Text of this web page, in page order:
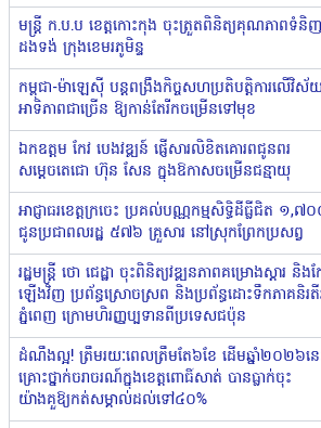
មន្ត្រី ក.ប.ប ខេត្តកោះកុង ចុះត្រួតពិនិត្យគុណភាពទំនិញ
ដងទង់ ក្រុងខេមរភូមិន្ទ
កម្ពុជា-ម៉ាឡេស៊ី បន្តពង្រឹងកិច្ចសហប្រតិបត្តិការលើវិស័
អាទិភាពជាច្រើន ឱ្យកាន់តែរីកចម្រើនទៅមុខ
ឯកឧត្តម កែវ បេងវឌ្ឍន៍ ផ្ញើសារលិខិតគោរពជូនពរ
សម្ដេចតេជោ ហ៊ុន សែន ក្នុងឱកាសចម្រើនជន្មាយុ
អាជ្ញាធរខេត្តក្រចេះ ប្រគល់បណ្ណកម្មសិទ្ធិដីធ្លីជិត ១,៧
ជូនប្រជាពលរដ្ឋ ៥៧៦ គ្រួសារ នៅស្រុកព្រែកប្រសព្វ
រដ្ឋមន្ត្រី ថោ ជេដ្ឋា ចុះពិនិត្យវឌ្ឍនភាពគម្រោងស្ដារ និង
ឡើងវិញ ប្រព័ន្ធស្រោចស្រព និងប្រព័ន្ធដោះទឹកភាគនិរតី
ភ្នំពេញ ក្រោមហិរញ្ញប្បទានពីប្រទេសជប៉ុន
ដំណឹងល្អ! ត្រឹមរយៈពេលត្រឹមតែ៦ខែ ដើមឆ្នាំ២០២៦នេ
គ្រោះថ្នាក់ចរាចរណ៍ក្នុងខេត្តពោធិ៍សាត់ បានធ្លាក់ចុះ
យ៉ាងគួឱ្យកត់សម្គាល់ដល់ទៅ៤០%